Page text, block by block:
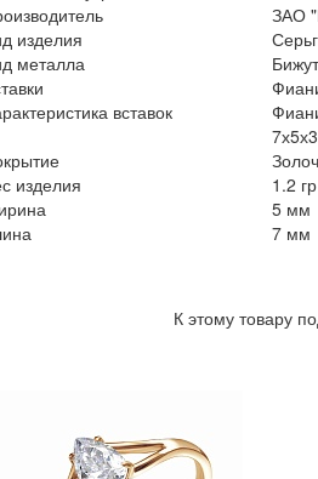
ЗАО
изделия
металла
вставок
изделия
1.2 гр
5 мм
7 мм
К этому товару